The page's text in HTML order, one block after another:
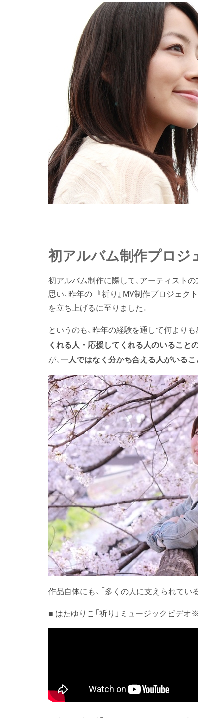
初アルバム制作プロジ
初アルバム制作に際して、アーティスト
思い、昨年の「『祈り』MV制作プロジェ
を立ち上げるに至りました。
というのも、昨年の経験を通して何より
くれる人・応援してくれる人のいることの
が、 一人ではなく分かち合える人がいる
作品自体にも、「多くの人に支えられて
■ はたゆりこ「祈り」ミュージックビデ